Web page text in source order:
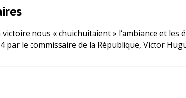
nous « chuichuitaient » l‘ambiance et
par le commissaire de la République, Victor